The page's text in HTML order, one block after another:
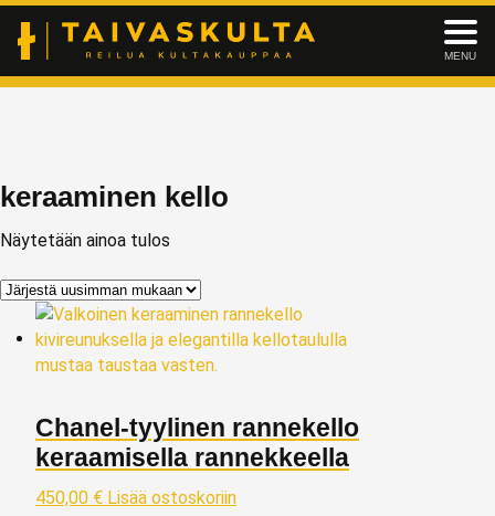
MENU
keraaminen kello
Näytetään ainoa tulos
Chanel‑tyylinen rannekello
keraamisella rannekkeella
450,00 € Lisää ostoskoriin